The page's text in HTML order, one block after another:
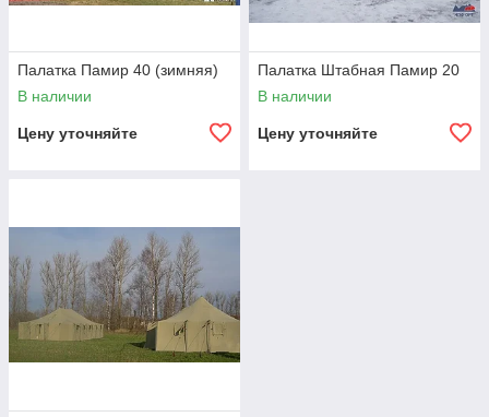
Палатка Памир 40 (зимняя)
В наличии
Цену уточняйте
Палатка Штабная Памир 20
В наличии
Цену уточняйте